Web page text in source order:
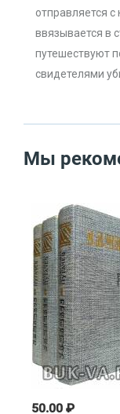
отправляется
ввязывается в
путешествуют
свидетелями
Мы
50.00 ₽